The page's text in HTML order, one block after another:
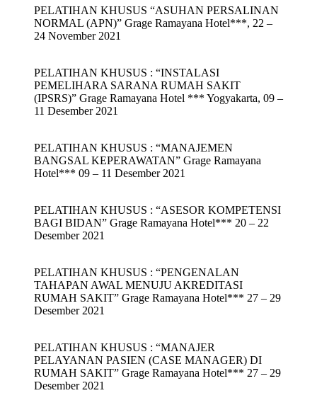
PELATIHAN KHUSUS “ASUHAN PERSALINAN
NORMAL (APN)” Grage Ramayana Hotel***, 22 –
24 November 2021
PELATIHAN KHUSUS : “INSTALASI
PEMELIHARA SARANA RUMAH SAKIT
(IPSRS)” Grage Ramayana Hotel *** Yogyakarta, 09 –
11 Desember 2021
PELATIHAN KHUSUS : “MANAJEMEN
BANGSAL KEPERAWATAN” Grage Ramayana
Hotel*** 09 – 11 Desember 2021
PELATIHAN KHUSUS : “ASESOR KOMPETENSI
BAGI BIDAN” Grage Ramayana Hotel*** 20 – 22
Desember 2021
PELATIHAN KHUSUS : “PENGENALAN
TAHAPAN AWAL MENUJU AKREDITASI
RUMAH SAKIT” Grage Ramayana Hotel*** 27 – 29
Desember 2021
PELATIHAN KHUSUS : “MANAJER
PELAYANAN PASIEN (CASE MANAGER) DI
RUMAH SAKIT” Grage Ramayana Hotel*** 27 – 29
Desember 2021